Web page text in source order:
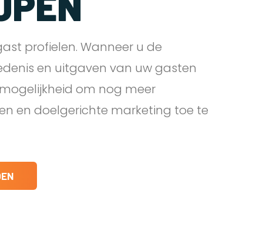
profielen. Wanneer u de
en uitgaven van uw gasten
om nog meer
en doelgerichte marketing toe te